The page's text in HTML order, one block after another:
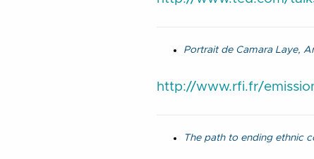
Portrait de Camara Laye,
http://www.rfi.fr/
The path to ending ethnic